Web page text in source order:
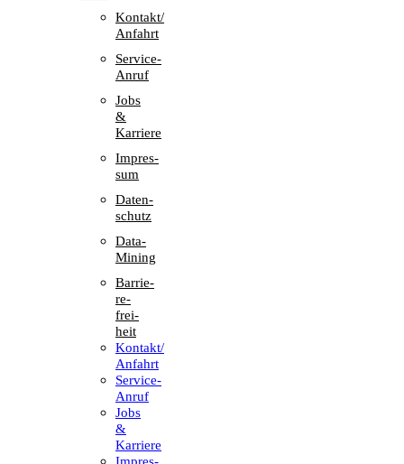
Kontakt/​​
Anfahrt
Service-
Anruf
Jobs
&
Karriere
Impres­
sum
Daten­
schutz
Data-
Mining
Barrie­
re­
frei­
heit
Kontakt/​​
Anfahrt
Service-
Anruf
Jobs
&
Karriere